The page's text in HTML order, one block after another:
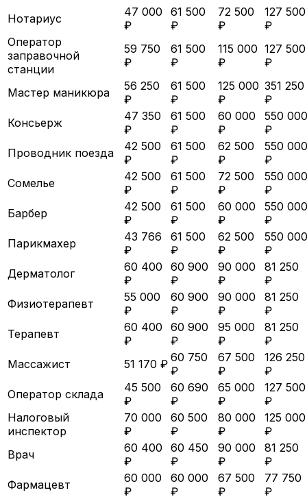
Нотариус
47 000
₽
61 500
₽
72 500
₽
127 500
₽
Оператор
заправочной
станции
59 750
₽
61 500
₽
115 000
₽
127 500
₽
Мастер маникюра
56 250
₽
61 500
₽
125 000
₽
351 250
₽
Консьерж
47 350
₽
61 500
₽
60 000
₽
550 000
₽
Проводник поезда
42 500
₽
61 500
₽
62 500
₽
550 000
₽
Сомелье
42 500
₽
61 500
₽
72 500
₽
550 000
₽
Барбер
42 500
₽
61 500
₽
60 000
₽
550 000
₽
Парикмахер
43 766
₽
61 500
₽
62 500
₽
550 000
₽
Дерматолог
60 400
₽
60 900
₽
90 000
₽
81 250
₽
Физиотерапевт
55 000
₽
60 900
₽
90 000
₽
81 250
₽
Терапевт
60 400
₽
60 900
₽
95 000
₽
81 250
₽
Массажист
51 170 ₽ 60 750
₽
67 500
₽
126 250
₽
Оператор склада
45 500
₽
60 690
₽
65 000
₽
127 500
₽
Налоговый
инспектор
70 000
₽
60 500
₽
80 000
₽
125 000
₽
Врач
60 400
₽
60 450
₽
90 000
₽
81 250
₽
Фармацевт
60 000
₽
60 000
₽
67 500
₽
77 750
₽